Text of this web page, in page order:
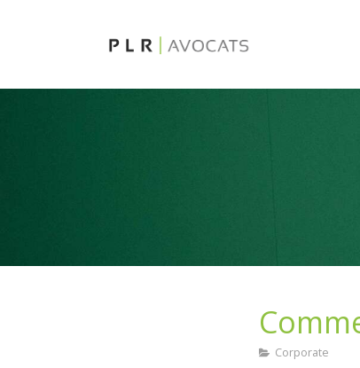
Corporate